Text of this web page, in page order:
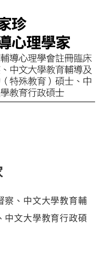
察、中文大學教育輔
中文大學教育行政碩